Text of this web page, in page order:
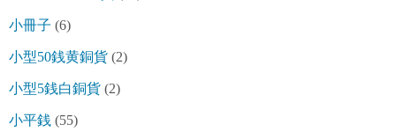
小冊子 (6)
小型50銭黄銅貨 (2)
小型5銭白銅貨 (2)
小平銭 (55)